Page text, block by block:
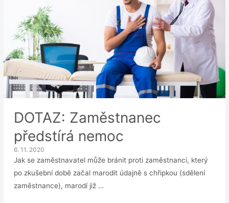
výpovědi
DOTAZ: Zaměstnanec
předstírá nemoc
6. 11. 2020
Jak se zaměstnavatel může bránit proti zaměstnanci, který
po zkušební době začal marodit údajně s chřipkou (sdělení
zaměstnance), marodí již …